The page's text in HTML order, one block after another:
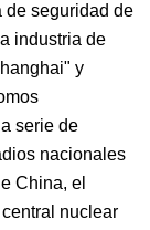
de seguridad de
industria de
y
serie de
nacionales
China, el
nuclear